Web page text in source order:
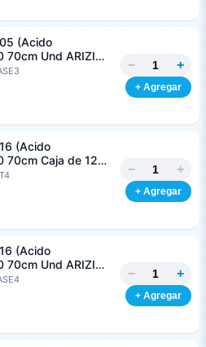
(Acido
70cm Und ARIZI
Punta Conica
− +
+ Agregar
(Acido
70cm Caja de 12
de 1/2 Circulo
− +
+ Agregar
(Acido
70cm Und ARIZI
Punta Conica
− +
+ Agregar